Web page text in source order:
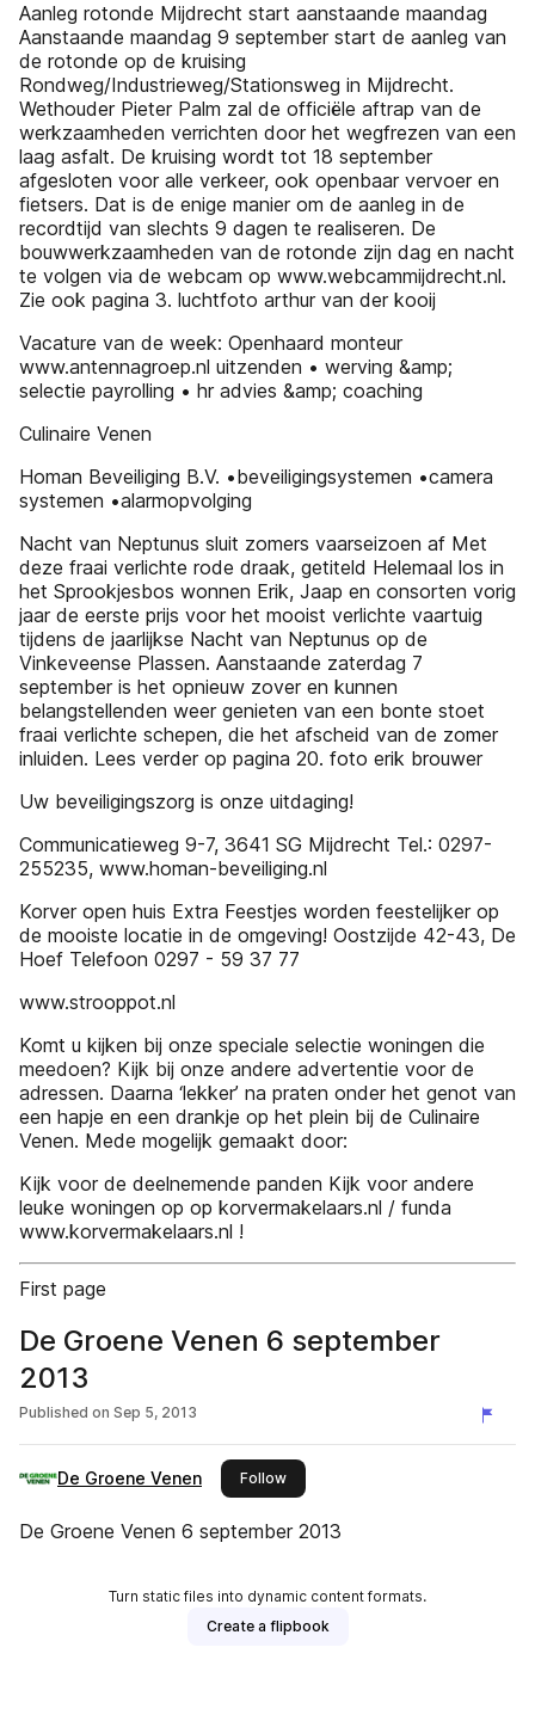
Aanleg rotonde Mijdrecht start aanstaande maandag
Aanstaande maandag 9 september start de aanleg van
de rotonde op de kruising
Rondweg/Industrieweg/Stationsweg in Mijdrecht.
Wethouder Pieter Palm zal de officiële aftrap van de
werkzaamheden verrichten door het wegfrezen van een
laag asfalt. De kruising wordt tot 18 september
afgesloten voor alle verkeer, ook openbaar vervoer en
fietsers. Dat is de enige manier om de aanleg in de
recordtijd van slechts 9 dagen te realiseren. De
bouwwerkzaamheden van de rotonde zijn dag en nacht
te volgen via de webcam op www.webcammijdrecht.nl.
Zie ook pagina 3. luchtfoto arthur van der kooij
Vacature van de week: Openhaard monteur
www.antennagroep.nl uitzenden • werving &amp;
selectie payrolling • hr advies &amp; coaching
Culinaire Venen
Homan Beveiliging B.V. •beveiligingsystemen •camera
systemen •alarmopvolging
Nacht van Neptunus sluit zomers vaarseizoen af Met
deze fraai verlichte rode draak, getiteld Helemaal los in
het Sprookjesbos wonnen Erik, Jaap en consorten vorig
jaar de eerste prijs voor het mooist verlichte vaartuig
tijdens de jaarlijkse Nacht van Neptunus op de
Vinkeveense Plassen. Aanstaande zaterdag 7
september is het opnieuw zover en kunnen
belangstellenden weer genieten van een bonte stoet
fraai verlichte schepen, die het afscheid van de zomer
inluiden. Lees verder op pagina 20. foto erik brouwer
Uw beveiligingszorg is onze uitdaging!
Communicatieweg 9-7, 3641 SG Mijdrecht Tel.: 0297-
255235, www.homan-beveiliging.nl
Korver open huis Extra Feestjes worden feestelijker op
de mooiste locatie in de omgeving! Oostzijde 42-43, De
Hoef Telefoon 0297 - 59 37 77
www.strooppot.nl
Komt u kijken bij onze speciale selectie woningen die
meedoen? Kijk bij onze andere advertentie voor de
adressen. Daarna ‘lekker’ na praten onder het genot van
een hapje en een drankje op het plein bij de Culinaire
Venen. Mede mogelijk gemaakt door:
Kijk voor de deelnemende panden Kijk voor andere
leuke woningen op op korvermakelaars.nl / funda
www.korvermakelaars.nl !
First page
De Groene Venen 6 september
2013
Published on Sep 5, 2013
De Groene Venen Followthis publisher
De Groene Venen 6 september 2013
Turn static files into dynamic content formats.
Create a flipbook